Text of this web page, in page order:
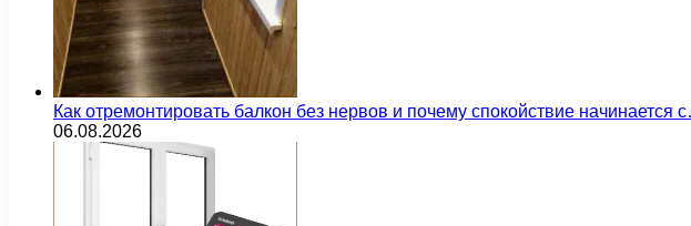
Как отремонтировать балкон без нервов и почему спокойствие начинается
06.08.2026